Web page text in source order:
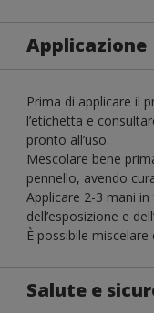
Applicazione
Prima di applicare il
l’etichetta e
pronto all’uso.
Mescolare bene
pennello, avendo
Applicare 2-3 mani
dell’esposizione e
È possibile
Salute e